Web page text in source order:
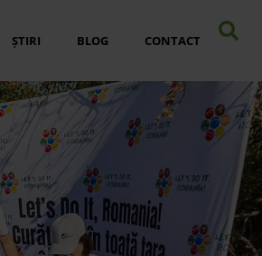
ȘTIRI BLOG CONTACT